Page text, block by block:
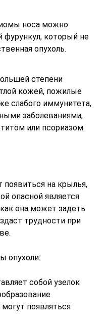
носа можно
фурункул, который не
опухоль.
степени
кожей, пожилые
слабого иммунитета,
заболеваниями,
или псориазом.
на крылья,
опасной является
она может задеть
трудности при
опухоли:
собой узелок
появляться